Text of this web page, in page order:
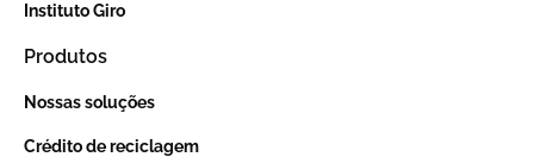
Instituto Giro
Produtos
Nossas soluções
Crédito de reciclagem